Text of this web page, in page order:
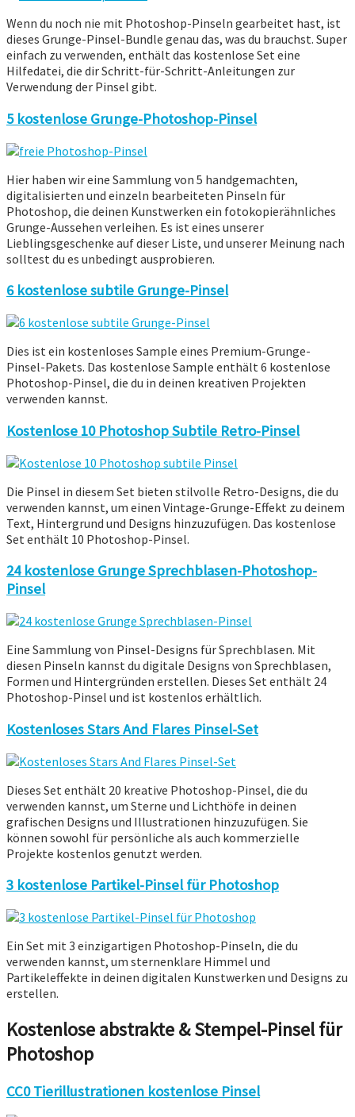
Wenn du noch nie mit Photoshop-Pinseln gearbeitet hast, ist
dieses Grunge-Pinsel-Bundle genau das, was du brauchst. Super
einfach zu verwenden, enthält das kostenlose Set eine
Hilfedatei, die dir Schritt-für-Schritt-Anleitungen zur
Verwendung der Pinsel gibt.
5 kostenlose Grunge-Photoshop-Pinsel
Hier haben wir eine Sammlung von 5 handgemachten,
digitalisierten und einzeln bearbeiteten Pinseln für
Photoshop, die deinen Kunstwerken ein fotokopierähnliches
Grunge-Aussehen verleihen. Es ist eines unserer
Lieblingsgeschenke auf dieser Liste, und unserer Meinung nach
solltest du es unbedingt ausprobieren.
6 kostenlose subtile Grunge-Pinsel
Dies ist ein kostenloses Sample eines Premium-Grunge-
Pinsel-Pakets. Das kostenlose Sample enthält 6 kostenlose
Photoshop-Pinsel, die du in deinen kreativen Projekten
verwenden kannst.
Kostenlose 10 Photoshop Subtile Retro-Pinsel
Die Pinsel in diesem Set bieten stilvolle Retro-Designs, die du
verwenden kannst, um einen Vintage-Grunge-Effekt zu deinem
Text, Hintergrund und Designs hinzuzufügen. Das kostenlose
Set enthält 10 Photoshop-Pinsel.
24 kostenlose Grunge Sprechblasen-Photoshop-
Pinsel
Eine Sammlung von Pinsel-Designs für Sprechblasen. Mit
diesen Pinseln kannst du digitale Designs von Sprechblasen,
Formen und Hintergründen erstellen. Dieses Set enthält 24
Photoshop-Pinsel und ist kostenlos erhältlich.
Kostenloses Stars And Flares Pinsel-Set
Dieses Set enthält 20 kreative Photoshop-Pinsel, die du
verwenden kannst, um Sterne und Lichthöfe in deinen
grafischen Designs und Illustrationen hinzuzufügen. Sie
können sowohl für persönliche als auch kommerzielle
Projekte kostenlos genutzt werden.
3 kostenlose Partikel-Pinsel für Photoshop
Ein Set mit 3 einzigartigen Photoshop-Pinseln, die du
verwenden kannst, um sternenklare Himmel und
Partikeleffekte in deinen digitalen Kunstwerken und Designs zu
erstellen.
Kostenlose abstrakte & Stempel-Pinsel für
Photoshop
CC0 Tierillustrationen kostenlose Pinsel